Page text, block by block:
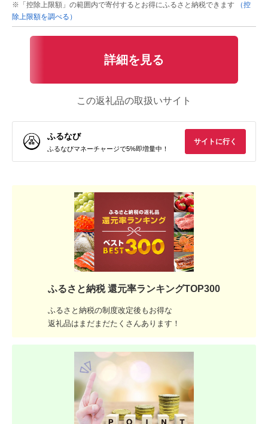
※「控除上限額」の範囲内で寄付するとお得にふるさと納税できます
（控
除上限額を調べる）
詳細を見る
この返礼品の取扱いサイト
ふるなび
ふるなびマネーチャージで5%即増量中！
サイトに行く
ふるさと納税 還元率ランキングTOP300
ふるさと納税の制度改定後もお得な
返礼品はまだまだたくさんあります！